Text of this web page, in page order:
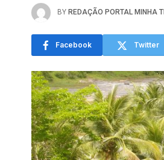
BY REDAÇÃO PORTAL MINHA
Facebook Twitter